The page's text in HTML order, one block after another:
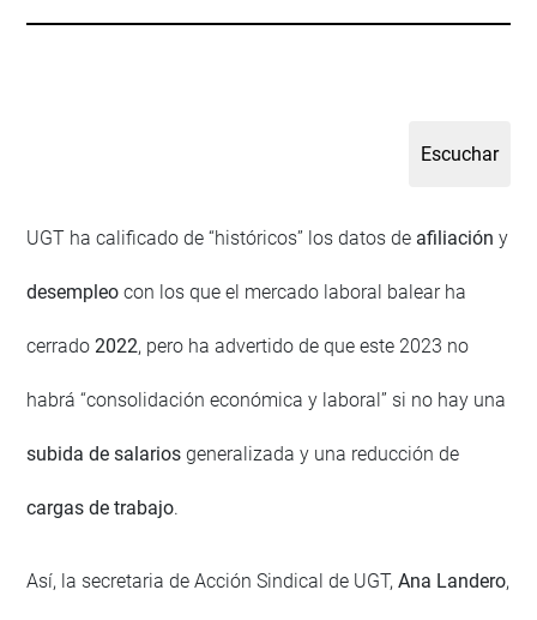
UGT ha calificado de “históricos” los datos de afiliación y
desempleo con los que el mercado laboral balear ha
cerrado2022, pero ha advertido de que este 2023 no
habrá “consolidación económica y laboral” si no hay una
subida de salarios generalizada y una reducción de
cargas de trabajo.
Así, la secretaria de Acción Sindical de UGT,Ana Landero,